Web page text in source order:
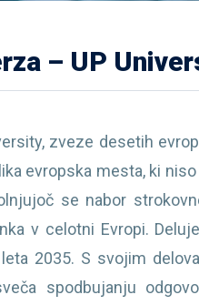
– UP
zveze desetih
evropska mesta, ki
se nabor
v celotni Evropi.
2035. S svojim
spodbujanju